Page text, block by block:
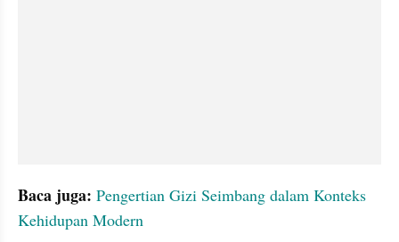
Baca juga: Pengertian Gizi Seimbang dalam Konteks
Kehidupan Modern